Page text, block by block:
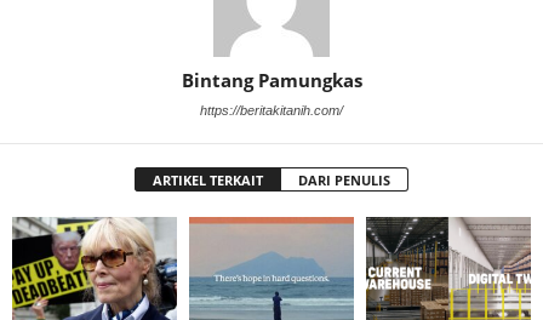
Bintang Pamungkas
https://beritakitanih.com/
ARTIKEL TERKAIT DARI PENULIS